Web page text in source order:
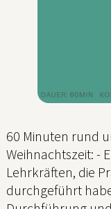
60 Minuten rund
Weihnachtszeit: -
Lehrkräften, die
durchgeführt